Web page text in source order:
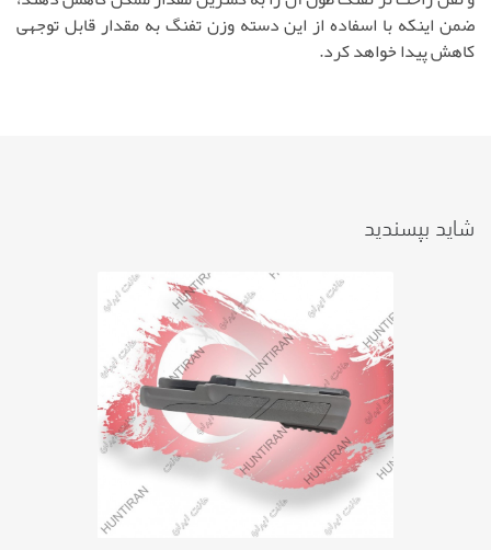
ضمن اینکه با اسفاده از این دسته وزن تفنگ به مقدار قابل توجهی
کاهش پیدا خواهد کرد.
شاید بپسندید